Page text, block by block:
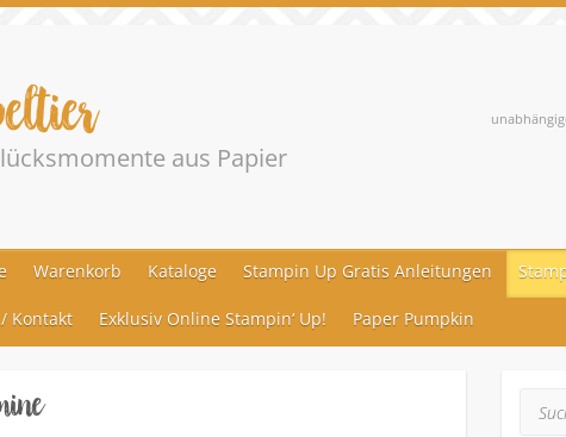
aus Papier
Warenkorb Kataloge Stampin Up Gratis Anleitungen
Kontakt Exklusiv Online Stampin‘ Up! Paper Pumpkin